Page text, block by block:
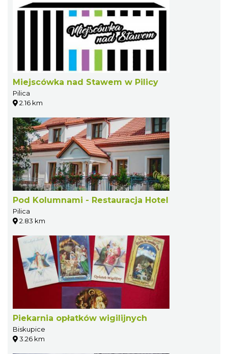
Miejscówka nad Stawem w Pilicy
Pilica
2.16 km
Pod Kolumnami - Restauracja Hotel
Pilica
2.83 km
Piekarnia opłatków wigilijnych
Biskupice
3.26 km